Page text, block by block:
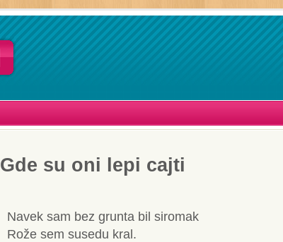
Gde su oni lepi cajti
Navek sam bez grunta bil siromak
Rože sem susedu kral.